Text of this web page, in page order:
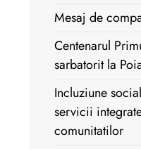
Mesaj de
Centenarul
sarbatorit la
Incluziune
servicii
comunitatilor